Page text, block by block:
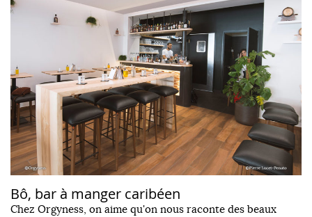
Bô, bar à manger caribéen
Chez Orgyness, on aime qu'on nous raconte des beaux